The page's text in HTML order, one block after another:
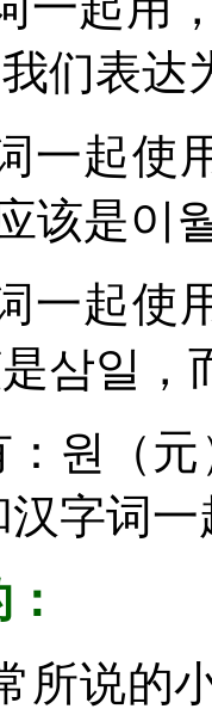
们表达
一起使
该是이
一起使
삼일，
원（
字词
所说的